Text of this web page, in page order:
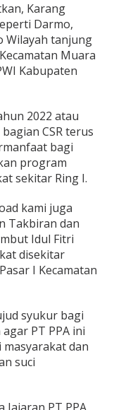
Karang
Darmo,
Wilayah tanjung
Muara
Kabupaten
2022 atau
CSR terus
bagi
program
sekitar Ring I.
kami juga
Takbiran dan
Idul Fitri
disekitar
I Kecamatan
syukur bagi
PT PPA ini
dan
suci